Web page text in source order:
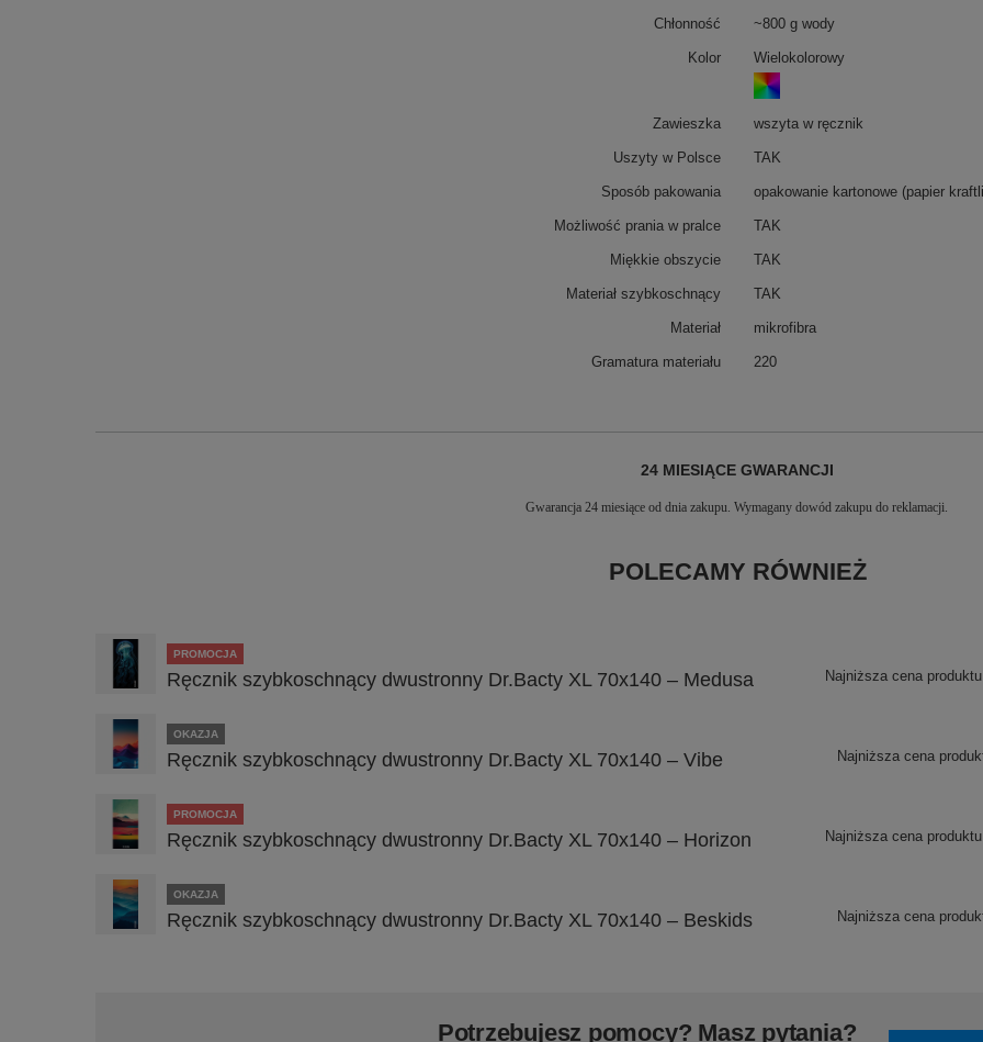
Chłonność ~800 g wody
Kolor Wielokolorowy
Zawieszka wszyta w ręcznik
Uszyty w Polsce TAK
Sposób pakowania opakowanie kartonowe (papier
Możliwość prania w pralce TAK
Miękkie obszycie TAK
Materiał szybkoschnący TAK
Materiał mikrofibra
Gramatura materiału 220
24 MIESIĄCE GWARANCJI
Gwarancja 24 miesiące od dnia zakupu. Wymagany dowód zakupu do reklamacji.
POLECAMY RÓWNIEŻ
PROMOCJA
Ręcznik szybkoschnący dwustronny Dr.Bacty XL 70x140 – Medusa Najniższa cena
OKAZJA
Ręcznik szybkoschnący dwustronny Dr.Bacty XL 70x140 – Vibe Najniższa cena
PROMOCJA
Ręcznik szybkoschnący dwustronny Dr.Bacty XL 70x140 – Horizon Najniższa cena
OKAZJA
Ręcznik szybkoschnący dwustronny Dr.Bacty XL 70x140 – Beskids Najniższa cena
Potrzebujesz pomocy? Masz pytania?